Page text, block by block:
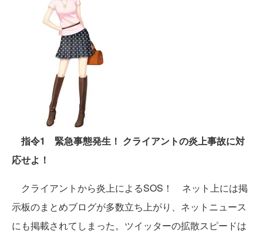
指令1 緊急事態発生！ クライアントの炎上事故に対
応せよ！
クライアントから炎上によるSOS！ ネット上には掲
示板のまとめブログが多数立ち上がり、ネットニュース
にも掲載されてしまった。ツイッターの拡散スピードは